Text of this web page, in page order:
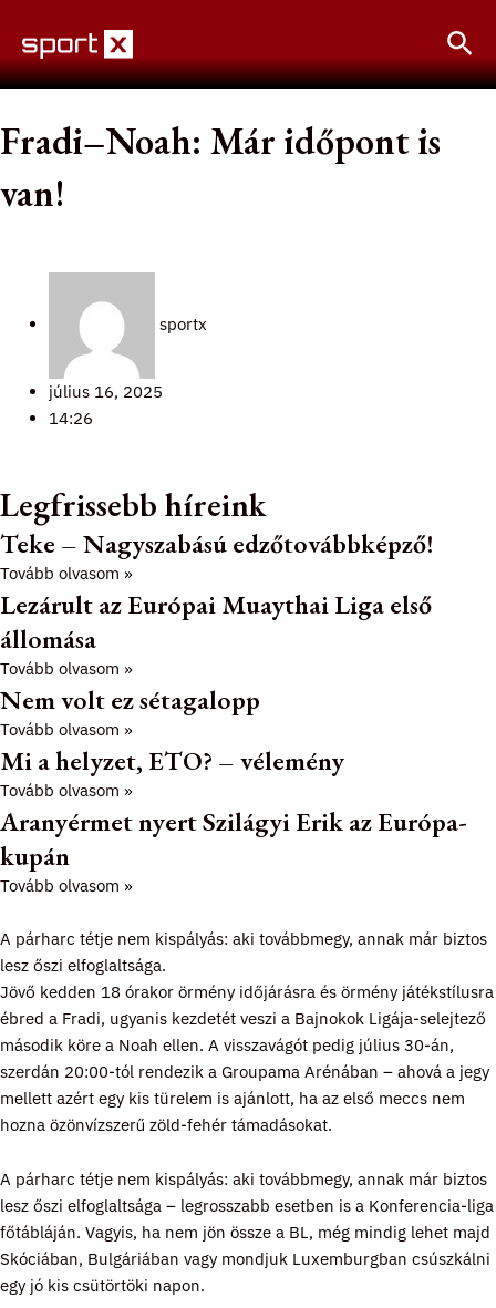
content
Fradi–Noah: Már időpont is
van!
sportx
július 16, 2025
14:26
Legfrissebb híreink
Teke – Nagyszabású edzőtovábbképző!
Tovább olvasom »
Lezárult az Európai Muaythai Liga első
állomása
Tovább olvasom »
Nem volt ez sétagalopp
Tovább olvasom »
Mi a helyzet, ETO? – vélemény
Tovább olvasom »
Aranyérmet nyert Szilágyi Erik az Európa-
kupán
Tovább olvasom »
A párharc tétje nem kispályás: aki továbbmegy, annak már biztos
lesz őszi elfoglaltsága.
Jövő kedden 18 órakor örmény időjárásra és örmény játékstílusra
ébred a Fradi, ugyanis kezdetét veszi a Bajnokok Ligája-selejtező
második köre a Noah ellen. A visszavágót pedig július 30-án,
szerdán 20:00-tól rendezik a Groupama Arénában – ahová a jegy
mellett azért egy kis türelem is ajánlott, ha az első meccs nem
hozna özönvízszerű zöld-fehér támadásokat.
A párharc tétje nem kispályás: aki továbbmegy, annak már biztos
lesz őszi elfoglaltsága – legrosszabb esetben is a Konferencia-liga
főtábláján. Vagyis, ha nem jön össze a BL, még mindig lehet majd
Skóciában, Bulgáriában vagy mondjuk Luxemburgban csúszkálni
egy jó kis csütörtöki napon.